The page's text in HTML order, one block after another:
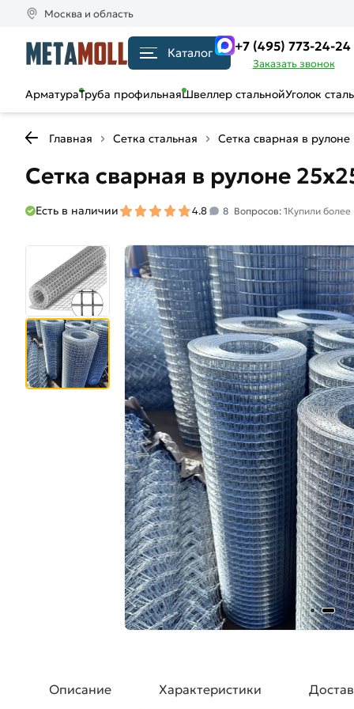
Москва и область
Каталог +7 (495) 773-24-24
Заказать звонок
АрматураТруба профильнаяШвеллер стальнойУголок
Главная Сетка стальная Сетка сварная в рулоне
Сетка сварная в рулоне
Есть в наличии 4.8 8 Вопросов: 1Купили более
Описание Характеристики